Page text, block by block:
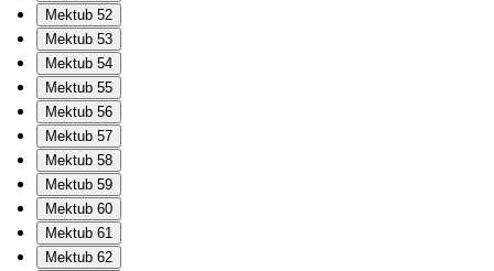
Mektub 52
Mektub 53
Mektub 54
Mektub 55
Mektub 56
Mektub 57
Mektub 58
Mektub 59
Mektub 60
Mektub 61
Mektub 62